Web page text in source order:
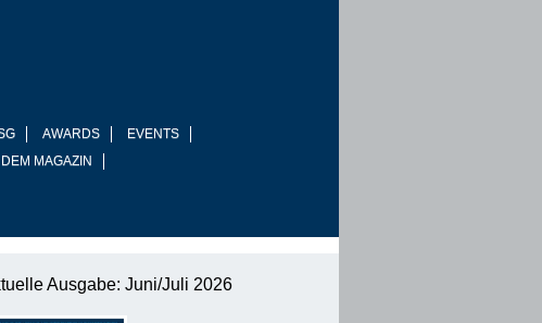
AWARDS
EVENTS
MAGAZIN
Ausgabe: Juni/Juli 2026